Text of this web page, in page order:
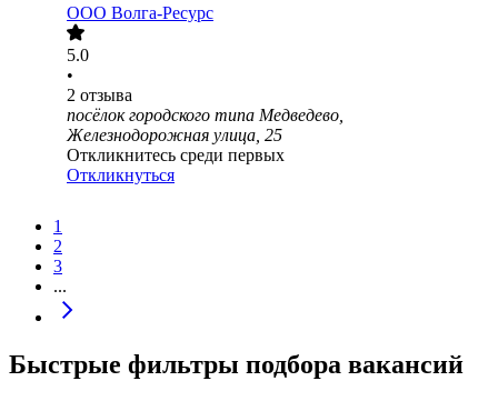
ООО Волга-Ресурс
5.0
•
2 отзыва
посёлок городского типа Медведево,
Железнодорожная улица, 25
Откликнитесь среди первых
Откликнуться
1
2
3
...
Быстрые фильтры подбора вакансий